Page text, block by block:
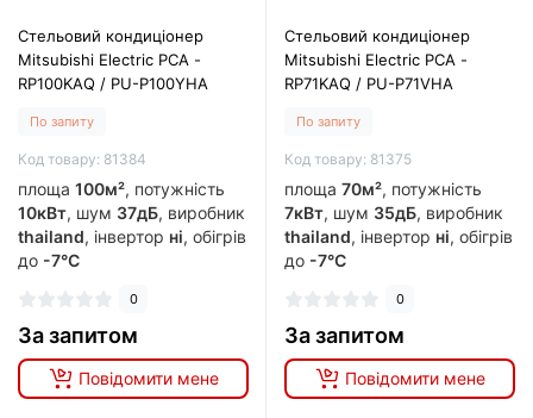
Стельовий кондиціонер
Mitsubishi Electric PCA -
RP100KAQ / PU-P100YHA
По запиту
Код товару: 81384
площа 100м², потужність
10кВт, шум 37дБ, виробник
thailand, інвертор ні, обігрів
до -7°C
0
За запитом
Повідомити мене
Стельовий кондиціонер
Mitsubishi Electric PCA -
RP71KAQ / PU-P71VHA
По запиту
Код товару: 81375
площа 70м², потужність
7кВт, шум 35дБ, виробник
thailand, інвертор ні, обігрів
до -7°C
0
За запитом
Повідомити мене